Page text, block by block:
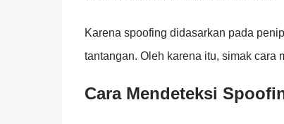
Karena spoofing didasarkan pada
tantangan. Oleh karena itu, simak cara
Cara Mendeteksi